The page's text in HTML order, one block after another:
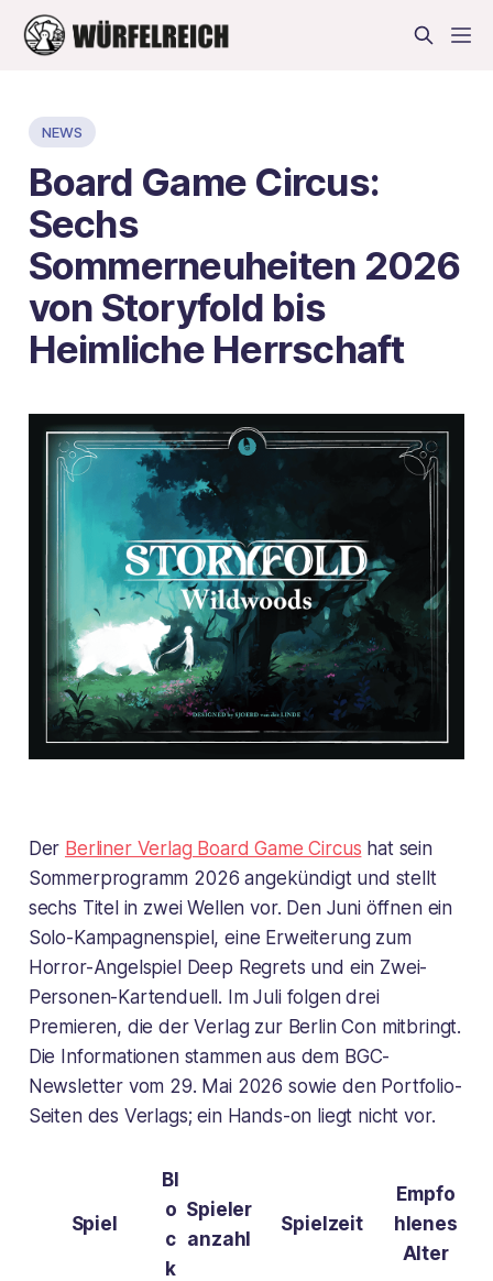
NEWS
Board Game Circus:
Sechs
Sommerneuheiten 2026
von Storyfold bis
Heimliche Herrschaft
Der Berliner Verlag Board Game Circus hat sein
Sommerprogramm 2026 angekündigt und stellt
sechs Titel in zwei Wellen vor. Den Juni öffnen ein
Solo-Kampagnenspiel, eine Erweiterung zum
Horror-Angelspiel Deep Regrets und ein Zwei-
Personen-Kartenduell. Im Juli folgen drei
Premieren, die der Verlag zur Berlin Con mitbringt.
Die Informationen stammen aus dem BGC-
Newsletter vom 29. Mai 2026 sowie den Portfolio-
Seiten des Verlags; ein Hands-on liegt nicht vor.
Spiel
Bl
o
c
k
Spieler
anzahl
Spielzeit
Empfo
hlenes
Alter